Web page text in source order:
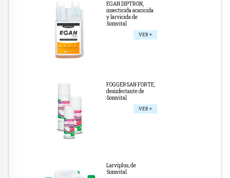
EGAN DIPTRON,
insecticida acaricida
y larvicida de
Somvital
VER +
FOGGERSAN FORTE,
desinfectante de
Somvital
VER +
Larviplus, de
Somvital